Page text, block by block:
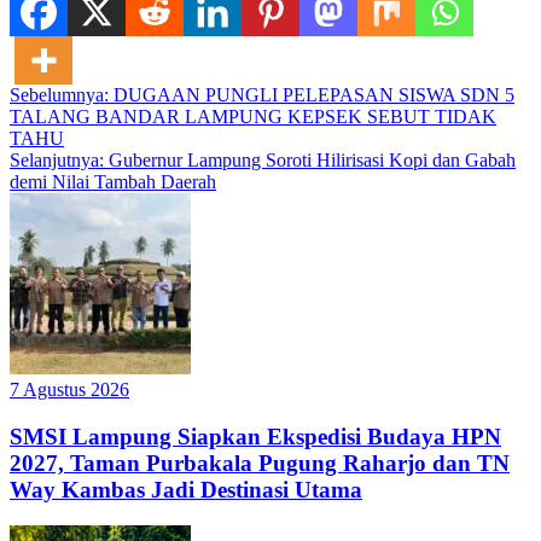
Navigasi
pos
Sebelumnya: DUGAAN PUNGLI PELEPASAN SISWA SDN 5
TALANG BANDAR LAMPUNG KEPSEK SEBUT TIDAK
TAHU
Selanjutnya: Gubernur Lampung Soroti Hilirisasi Kopi dan Gabah
demi Nilai Tambah Daerah
7 Agustus 2026
SMSI Lampung Siapkan Ekspedisi Budaya HPN
2027, Taman Purbakala Pugung Raharjo dan TN
Way Kambas Jadi Destinasi Utama